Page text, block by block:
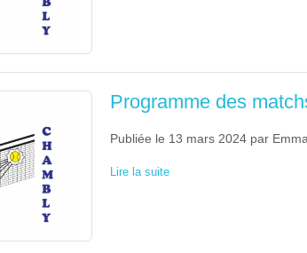
Programme des
Publiée le 13 mars 2024par
Lire la suite